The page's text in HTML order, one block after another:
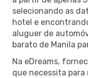
selecionando as
hotel e
aluguer de
barato de Manila
Na eDreams,
que necessita para